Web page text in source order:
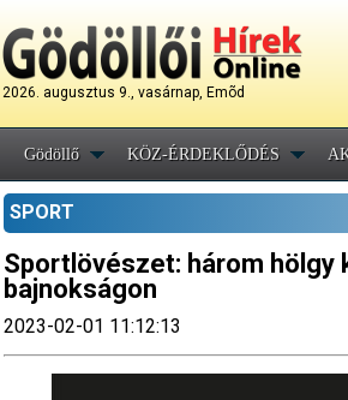
2026. augusztus 9., vasárnap, Emõd
Gödöllő KÖZ-ÉRDEKLŐDÉS
SPORT
Sportlövészet: három hölgy
bajnokságon
2023-02-01 11:12:13